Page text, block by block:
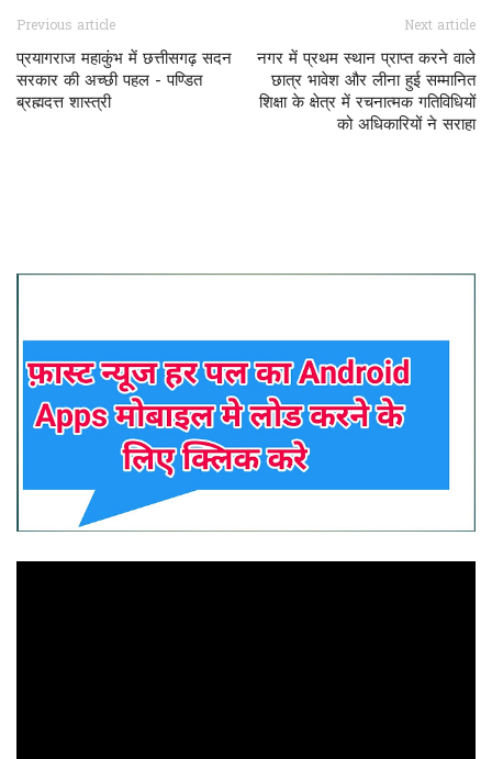
Previous article
प्रयागराज महाकुंभ में छत्तीसगढ़ सदन
सरकार की अच्छी पहल - पण्डित
ब्रह्मदत्त शास्त्री
Next article
नगर में प्रथम स्थान प्राप्त करने वाले
छात्र भावेश और लीना हुई सम्मानित
शिक्षा के क्षेत्र में रचनात्मक गतिविधियों
को अधिकारियों ने सराहा